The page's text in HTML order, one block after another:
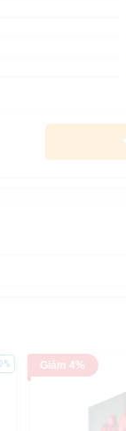
Giảm 4%